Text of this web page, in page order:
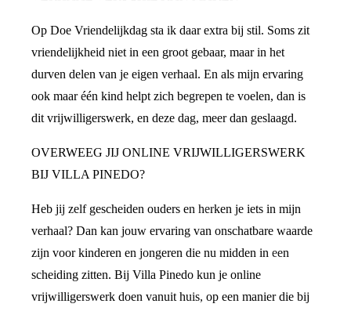
Op Doe Vriendelijkdag sta ik daar extra bij stil. Soms zit
vriendelijkheid niet in een groot gebaar, maar in het
durven delen van je eigen verhaal. En als mijn ervaring
ook maar één kind helpt zich begrepen te voelen, dan is
dit vrijwilligerswerk, en deze dag, meer dan geslaagd.
OVERWEEG JIJ ONLINE VRIJWILLIGERSWERK
BIJ VILLA PINEDO?
Heb jij zelf gescheiden ouders en herken je iets in mijn
verhaal? Dan kan jouw ervaring van onschatbare waarde
zijn voor kinderen en jongeren die nu midden in een
scheiding zitten. Bij Villa Pinedo kun je online
vrijwilligerswerk doen vanuit huis, op een manier die bij